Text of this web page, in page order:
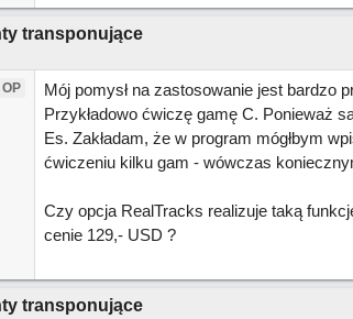
transponujące
OP
Mój pomysł na zastosowanie jest bardzo
Przykładowo ćwiczę gamę C. Ponieważ
Es. Zakładam, że w program mógłbym
ćwiczeniu kilku gam - wówczas
Czy opcja RealTracks realizuje taką
cenie 129,- USD ?
transponujące